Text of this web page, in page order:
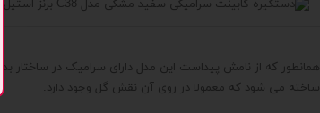
همانطور که از نامش پیداست این مدل دارای سرامیک در
ساخته می شود که معمولا در روی آن نقش گل وجود دارد.